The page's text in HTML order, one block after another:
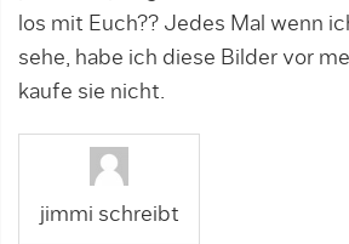
los mit Euch?? Jedes Mal wenn
sehe, habe ich diese Bilder vor
kaufe sie nicht.
jimmi schreibt